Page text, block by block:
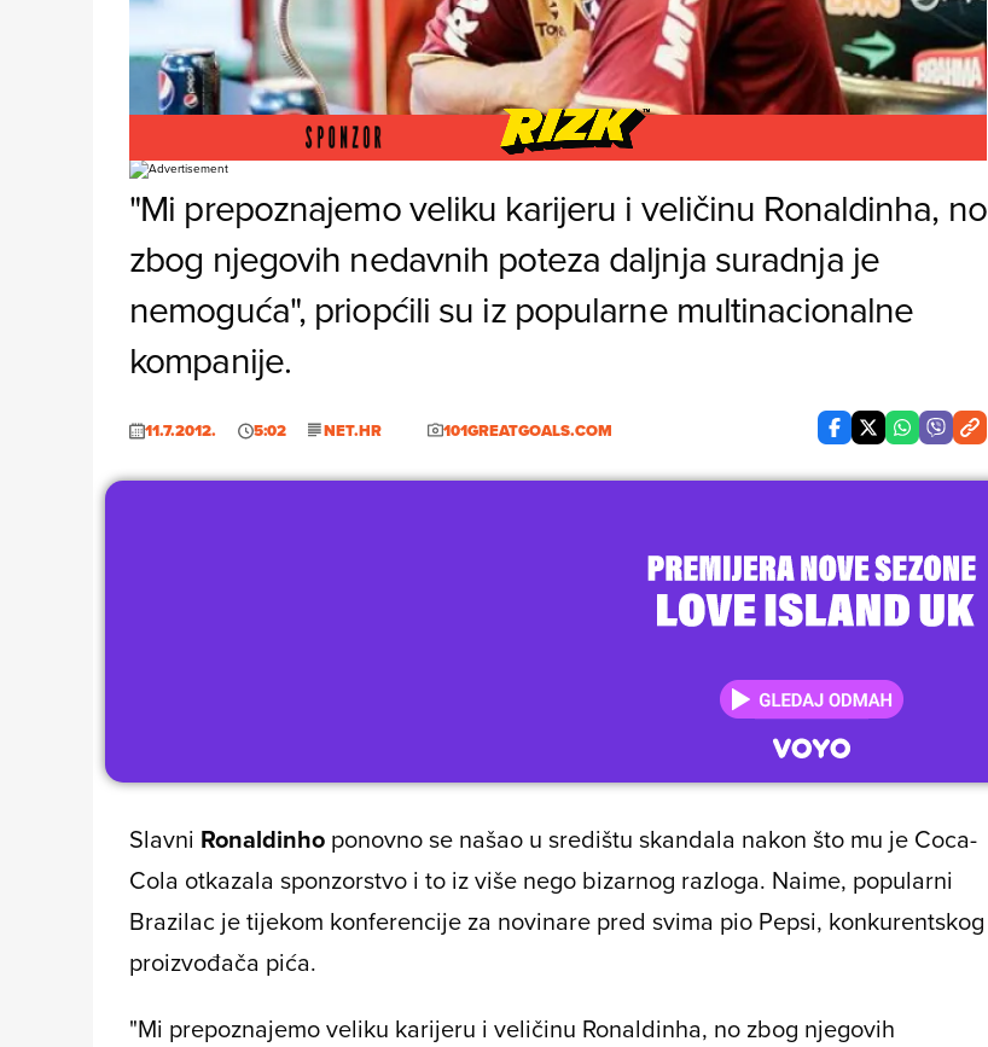
"Mi prepoznajemo veliku karijeru i veličinu Ronaldinha, no
zbog njegovih nedavnih poteza daljnja suradnja je
nemoguća", priopćili su iz popularne multinacionalne
kompanije.
11.7.2012. 5:02 NET.HR 101GREATGOALS.COM
Slavni Ronaldinho ponovno se našao u središtu skandala nakon što mu je Coca-
Cola otkazala sponzorstvo i to iz više nego bizarnog razloga. Naime, popularni
Brazilac je tijekom konferencije za novinare pred svima pio Pepsi, konkurentskog
proizvođača pića.
"Mi prepoznajemo veliku karijeru i veličinu Ronaldinha, no zbog njegovih